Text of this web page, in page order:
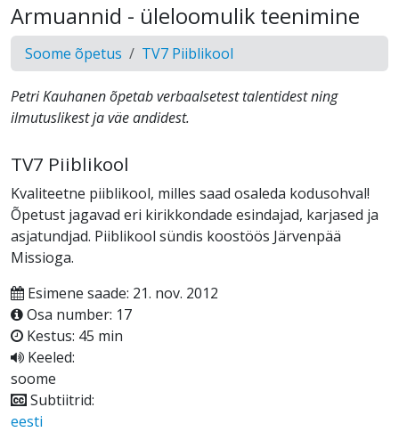
Armuannid - üleloomulik teenimine
Soome õpetus TV7 Piiblikool
Petri Kauhanen õpetab verbaalsetest talentidest ning
ilmutuslikest ja väe andidest.
TV7 Piiblikool
Kvaliteetne piiblikool, milles saad osaleda kodusohval!
Õpetust jagavad eri kirikkondade esindajad, karjased ja
asjatundjad. Piiblikool sündis koostöös Järvenpää
Missioga.
Esimene saade: 21. nov. 2012
Osa number: 17
Kestus: 45 min
Keeled:
soome
Subtiitrid:
eesti